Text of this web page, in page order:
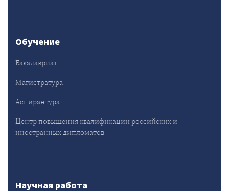
Обучение
Бакалавриат
Магистратура
Аспирантура
Центр повышения квалификации российских и
иностранных дипломатов
Научная работа